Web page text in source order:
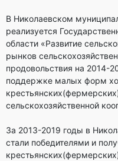
В Николаевском
реализуется
области «Развитие
рынков
продовольствия на 2014-
поддержке малых форм
сельскохозяйственной
За 2013-2019 годы в
стали победителями и